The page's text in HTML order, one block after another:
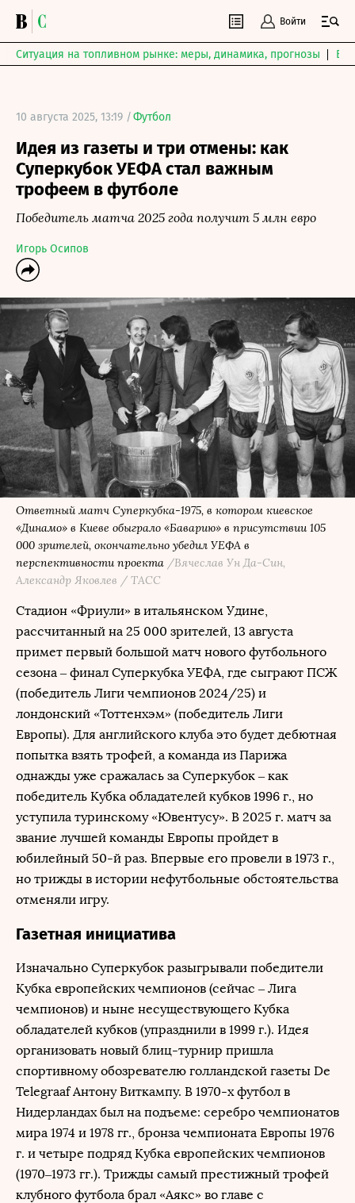
Войти
Ситуация на топливном рынке: меры, динамика, прогнозы
10 августа 2025, 13:19 /Футбол
Идея из газеты и три отмены: как
Суперкубок УЕФА стал важным
трофеем в футболе
Победитель матча 2025 года получит 5 млн евро
Игорь Осипов
Ответный матч Суперкубка-1975, в котором киевское
«Динамо» в Киеве обыграло «Баварию» в присутствии 105
000 зрителей, окончательно убедил УЕФА в
перспективности проекта /Вячеслав Ун Да-Син,
Александр Яковлев / ТАСС
Стадион «Фриули» в итальянском Удине,
рассчитанный на 25 000 зрителей, 13 августа
примет первый большой матч нового футбольного
сезона – финал Суперкубка УЕФА, где сыграют ПСЖ
(победитель Лиги чемпионов 2024/25) и
лондонский «Тоттенхэм» (победитель Лиги
Европы). Для английского клуба это будет дебютная
попытка взять трофей, а команда из Парижа
однажды уже сражалась за Суперкубок – как
победитель Кубка обладателей кубков 1996 г., но
уступила туринскому «Ювентусу». В 2025 г. матч за
звание лучшей команды Европы пройдет в
юбилейный 50-й раз. Впервые его провели в 1973 г.,
но трижды в истории нефутбольные обстоятельства
отменяли игру.
Газетная инициатива
Изначально Суперкубок разыгрывали победители
Кубка европейских чемпионов (сейчас – Лига
чемпионов) и ныне несуществующего Кубка
обладателей кубков (упразднили в 1999 г.). Идея
организовать новый блиц-турнир пришла
спортивному обозревателю голландской газеты De
Telegraaf Антону Виткампу. В 1970-х футбол в
Нидерландах был на подъеме: серебро чемпионатов
мира 1974 и 1978 гг., бронза чемпионата Европы 1976
г. и четыре подряд Кубка европейских чемпионов
(1970–1973 гг.). Трижды самый престижный трофей
клубного футбола брал «Аякс» во главе с